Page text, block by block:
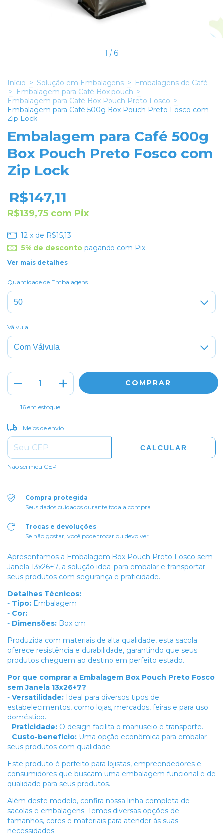
1 /6
Início > Solução em Embalagens > Embalagens de Café
> Embalagem para Café Box pouch >
Embalagem para Café Box Pouch Preto Fosco >
Embalagem para Café 500g Box Pouch Preto Fosco com
Zip Lock
Embalagem para Café 500g
Box Pouch Preto Fosco com
Zip Lock
R$147,11
R$139,75 com Pix
12 x de R$15,13
5% de descontopagando com Pix
Ver mais detalhes
Quantidade de Embalagens
Válvula
16 em estoque
Entregas para o CEP:
Meios de envio
CALCULAR
Não sei meu CEP
Compra protegida
Seus dados cuidados durante toda a compra.
Trocas e devoluções
Se não gostar, você pode trocar ou devolver.
Apresentamos a Embalagem Box Pouch Preto Fosco sem
Janela 13x26+7, a solução ideal para embalar e transportar
seus produtos com segurança e praticidade.
Detalhes Técnicos:
- Tipo: Embalagem
- Cor:
- Dimensões: Box cm
Produzida com materiais de alta qualidade, esta sacola
oferece resistência e durabilidade, garantindo que seus
produtos cheguem ao destino em perfeito estado.
Por que comprar a Embalagem Box Pouch Preto Fosco
sem Janela 13x26+7?
- Versatilidade: Ideal para diversos tipos de
estabelecimentos, como lojas, mercados, feiras e para uso
doméstico.
- Praticidade: O design facilita o manuseio e transporte.
- Custo-benefício: Uma opção econômica para embalar
seus produtos com qualidade.
Este produto é perfeito para lojistas, empreendedores e
consumidores que buscam uma embalagem funcional e de
qualidade para seus produtos.
Além deste modelo, confira nossa linha completa de
sacolas e embalagens. Temos diversas opções de
tamanhos, cores e materiais para atender às suas
necessidades.